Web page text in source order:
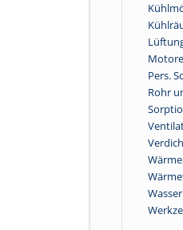
Pers.
Rohr